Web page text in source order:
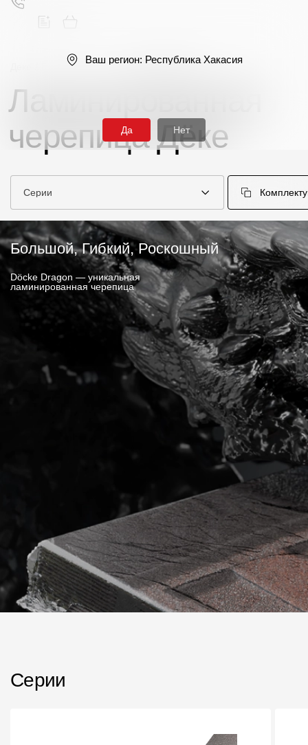
Продукция
Фасадные материалы
Софиты
Фасадные панели
Комплектующие для фасадов
Комплектующие к кровле
Кровельная вентиляция
Водостоки
Водосборник
Гибкая черепица / Ламинированная
Ламинированная
черепица Дёке
Серии
Большой, Гибкий, Роскошный
Döcke Dragon — уникальная
ламинированная черепица
Серии
Ваш регион: Республика Хакасия
Да Нет